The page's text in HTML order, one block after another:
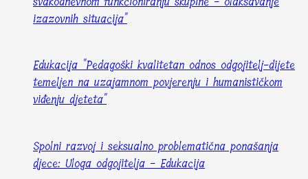
izazovnih situacija"
Edukacija "Pedagoški kvalitetan odnos odgojitelj-dijete
temeljen na uzajamnom povjerenju i humanističkom
viđenju djeteta"
Spolni razvoj i seksualno problematična ponašanja
djece: Uloga odgojitelja - Edukacija